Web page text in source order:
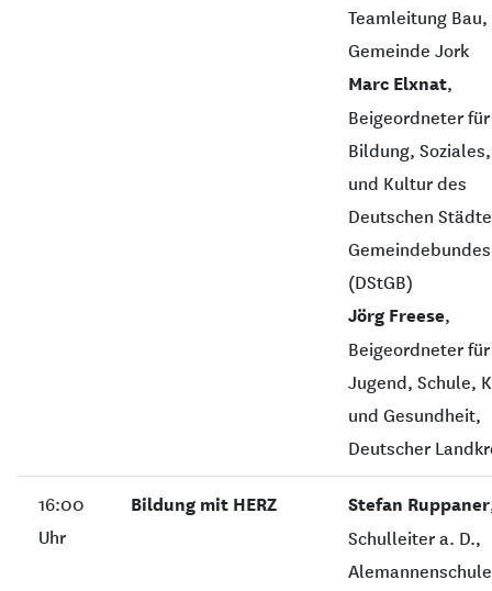
Teamleitung Bau,
Gemeinde Jork
Marc Elxnat,
Beigeordneter
Bildung,
und Kultur des
Deutschen
Gemeindebundes
(DStGB)
Jörg Freese,
Beigeordneter für
Jugend, Schule,
und Gesundheit,
Deutscher
16:00
Uhr
Bildung mit HERZ Stefan Ruppaner
Schulleiter a. D.,
Alemannenschule